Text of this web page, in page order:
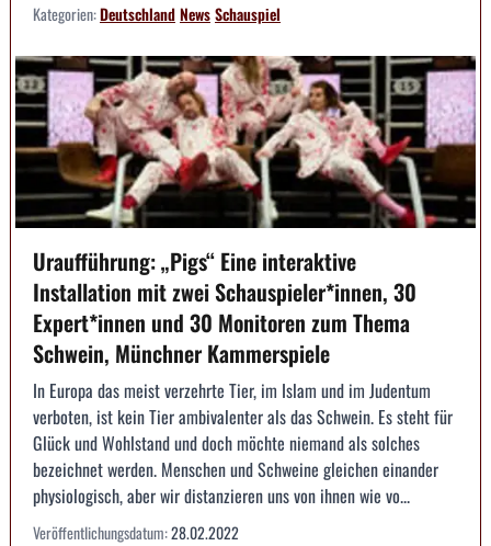
Kategorien:DeutschlandNewsSchauspiel
Uraufführung: „Pigs“ Eine interaktive
Installation mit zwei Schauspieler*innen, 30
Expert*innen und 30 Monitoren zum Thema
Schwein, Münchner Kammerspiele
In Europa das meist verzehrte Tier, im Islam und im Judentum
verboten, ist kein Tier ambivalenter als das Schwein. Es steht für
Glück und Wohlstand und doch möchte niemand als solches
bezeichnet werden. Menschen und Schweine gleichen einander
physiologisch, aber wir distanzieren uns von ihnen wie vo...
Veröffentlichungsdatum:28.02.2022